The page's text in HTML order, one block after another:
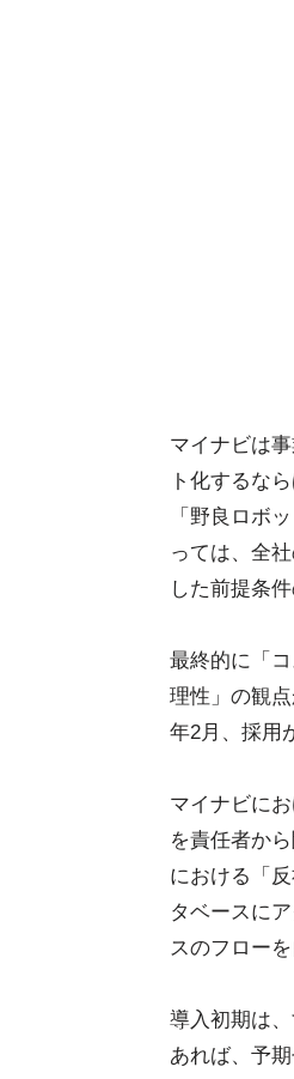
マイナビは
ト化するな
「野良ロボ
っては、全
した前提条
最終的に「
理性」の観
年2月、採用
マイナビに
を責任者か
における「
タベースに
スのフロー
導入初期は
あれば、予